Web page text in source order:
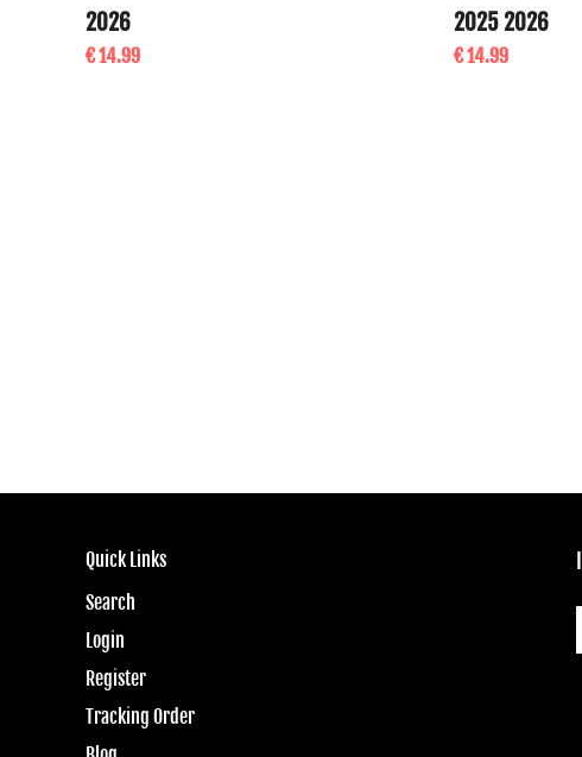
2026
€ 14.99
2025 2026
€ 14.99
Quick Links
Search
Login
Register
Tracking Order